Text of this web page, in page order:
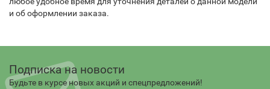
и об оформлении заказа.
Подписка на новости
Будьте в курсе новых акций и спецпредложений!